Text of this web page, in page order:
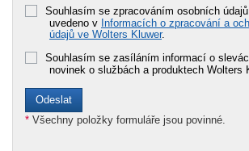
Souhlasím se zpracováním osobních
uvedeno v Informacích o zpracování a
údajů ve Wolters Kluwer.
Souhlasím se zasíláním informací o
novinek o službách a produktech Wolters
* Všechny položky formuláře jsou povinné.